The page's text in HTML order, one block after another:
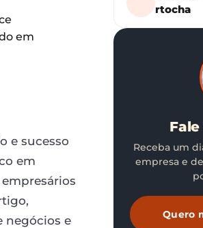
em
e sucesso
em
negócios e
rtocha
Receba um
empresa e
Quero